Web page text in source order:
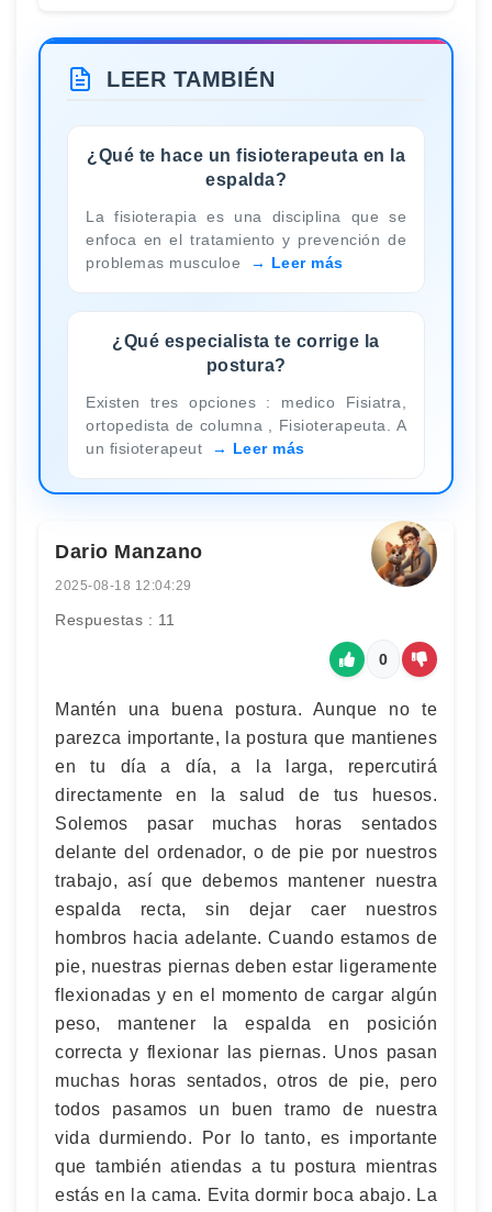
LEER TAMBIÉN
¿Qué te hace un fisioterapeuta en la
espalda?
La fisioterapia es una disciplina que se
enfoca en el tratamiento y prevención de
problemas musculoe
Leer más
¿Qué especialista te corrige la
postura?
Existen tres opciones : medico Fisiatra,
ortopedista de columna , Fisioterapeuta. A
un fisioterapeut
Leer más
Dario Manzano
2025-08-18 12:04:29
Respuestas : 11
0
Mantén una buena postura. Aunque no te
parezca importante, la postura que mantienes
en tu día a día, a la larga, repercutirá
directamente en la salud de tus huesos.
Solemos pasar muchas horas sentados
delante del ordenador, o de pie por nuestros
trabajo, así que debemos mantener nuestra
espalda recta, sin dejar caer nuestros
hombros hacia adelante. Cuando estamos de
pie, nuestras piernas deben estar ligeramente
flexionadas y en el momento de cargar algún
peso, mantener la espalda en posición
correcta y flexionar las piernas. Unos pasan
muchas horas sentados, otros de pie, pero
todos pasamos un buen tramo de nuestra
vida durmiendo. Por lo tanto, es importante
que también atiendas a tu postura mientras
estás en la cama. Evita dormir boca abajo. La